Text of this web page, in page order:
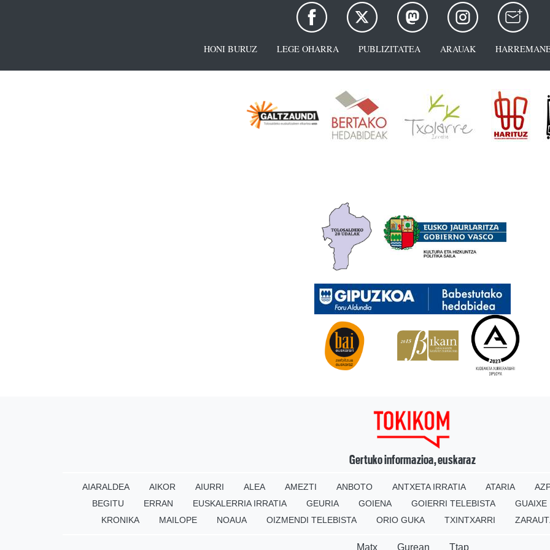
HONI BURUZ LEGE OHARRA PUBLIZITATEA ARAUAK
Gertuko informazioa, euskaraz
AIARALDEA AIKOR AIURRI ALEA AMEZTI ANBOTO ANTXETA IRRATIA ATARIA
BEGITU
ERRAN EUSKALERRIA IRRATIA GEURIA GOIENA GOIERRI TELEBISTA
GUAIXE
KRONIKA
MAILOPE NOAUA OIZMENDI TELEBISTA ORIO GUKA TXINTXARRI
Matx Gurean Ttap